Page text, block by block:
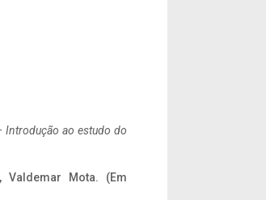
ao estudo do
, Valdemar Mota. (Em